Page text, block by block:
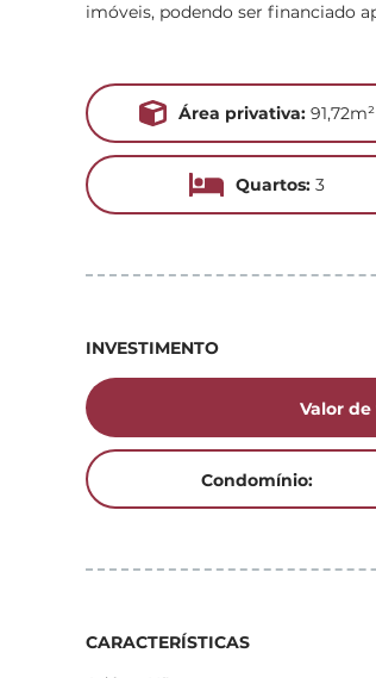
imóveis, podendo ser financiado
Área privativa:91,72m²
Quartos:3
INVESTIMENTO
Valor
Condomínio:
CARACTERÍSTICAS